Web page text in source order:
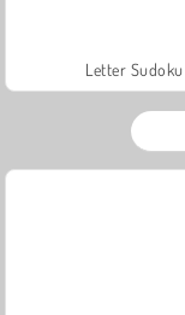
Letter Sudoku